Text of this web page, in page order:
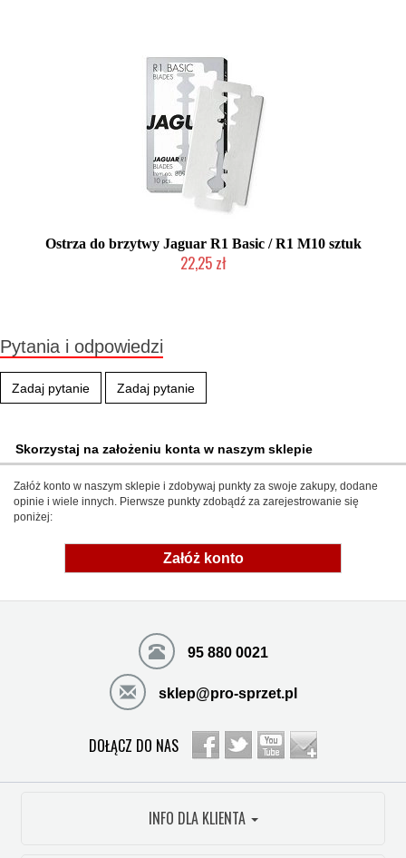
Ostrza do brzytwy Jaguar R1 Basic / R1 M10 sztuk
22,25 zł
Pytania i odpowiedzi
Zadaj pytanie Zadaj pytanie
Skorzystaj na założeniu konta w naszym sklepie
Załóż konto w naszym sklepie i zdobywaj punkty za swoje zakupy, dodane
opinie i wiele innych. Pierwsze punkty zdobądź za zarejestrowanie się
poniżej:
Załóż konto
95 880 0021
sklep@pro-sprzet.pl
DOŁĄCZ DO NAS
INFO DLA KLIENTA